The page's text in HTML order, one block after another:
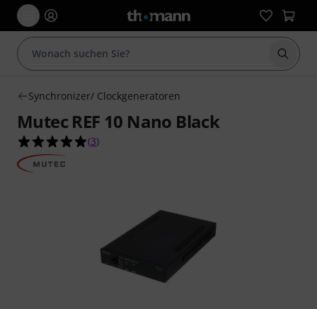
Suche
Synchronizer/ Clockgeneratoren
Mutec REF 10 Nano Black
5.0 von 5 Sternen aus 3 Kundenbewertungen
(3)